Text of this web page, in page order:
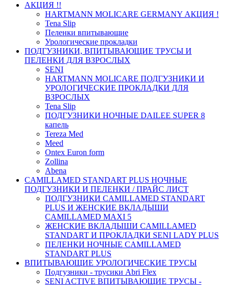
АКЦИЯ !!
HARTMANN MOLICARE GERMANY АКЦИЯ !
Tena Slip
Пеленки впитывающие
Урологические прокладки
ПОДГУЗНИКИ, ВПИТЫВАЮЩИЕ ТРУСЫ И
ПЕЛЕНКИ ДЛЯ ВЗРОСЛЫХ
SENI
HARTMANN MOLICARE ПОДГУЗНИКИ И
УРОЛОГИЧЕСКИЕ ПРОКЛАДКИ ДЛЯ
ВЗРОСЛЫХ
Tena Slip
ПОДГУЗНИКИ НОЧНЫЕ DAILEE SUPER 8
капель
Tereza Med
Meed
Ontex Euron form
Zollina
Abena
CAMILLAMED STANDART PLUS НОЧНЫЕ
ПОДГУЗНИКИ И ПЕЛЕНКИ / ПРАЙС ЛИСТ
ПОДГУЗНИКИ CAMILLAMED STANDART
PLUS И ЖЕНСКИЕ ВКЛАДЫШИ
CAMILLAMED MAXI 5
ЖЕНСКИЕ ВКЛАДЫШИ CAMILLAMED
STANDART И ПРОКЛАДКИ SENI LADY PLUS
ПЕЛЕНКИ НОЧНЫЕ CAMILLAMED
STANDART PLUS
ВПИТЫВАЮЩИЕ УРОЛОГИЧЕСКИЕ ТРУСЫ
Подгузники - трусики Abri Flex
SENI ACTIVE ВПИТЫВАЮЩИЕ ТРУСЫ -